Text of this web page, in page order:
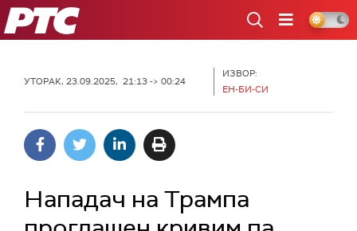
РТС
УТОРАК, 23.09.2025, 21:13 -> 00:24
ИЗВОР:
ЕН-БИ-СИ
Нападач на Трампа